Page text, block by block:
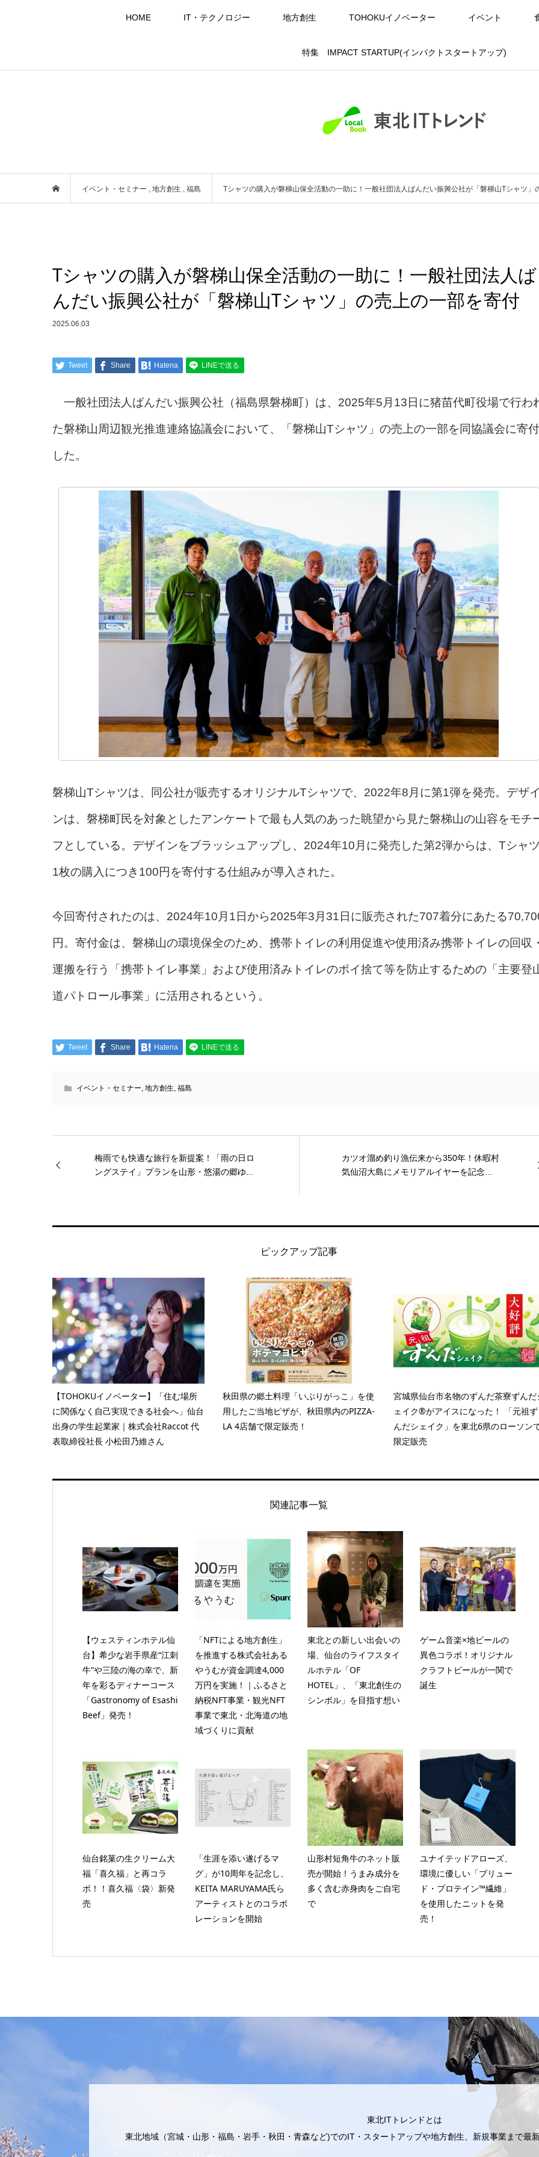
HOME IT・テクノロジー 地方創生 TOHOKUイノベーター イベント
特集 IMPACT STARTUP(インパクトスタートアップ)
イベント・セミナー 地方創生 福島 Tシャツの購入が磐梯山保全活動の一助に！一般社団法人ばんだい振興公社が「磐梯山Tシャツ」
Tシャツの購入が磐梯山保全活動の一助に！一般社団法人ば
んだい振興公社が「磐梯山Tシャツ」の売上の一部を寄付
2025.06.03
Tweet Share Hatena LINEで送る
一般社団法人ばんだい振興公社（福島県磐梯町）は、2025年5月13日に猪苗代町役場で行わ
た磐梯山周辺観光推進連絡協議会において、「磐梯山Tシャツ」の売上の一部を同協議会に寄付
した。
磐梯山Tシャツは、同公社が販売するオリジナルTシャツで、2022年8月に第1弾を発売。デザ
ンは、磐梯町民を対象としたアンケートで最も人気のあった眺望から見た磐梯山の山容をモチ
フとしている。デザインをブラッシュアップし、2024年10月に発売した第2弾からは、Tシャ
1枚の購入につき100円を寄付する仕組みが導入された。
今回寄付されたのは、2024年10月1日から2025年3月31日に販売された707着分にあたる
円。寄付金は、磐梯山の環境保全のため、携帯トイレの利用促進や使用済み携帯トイレの回収
運搬を行う「携帯トイレ事業」および使用済みトイレのポイ捨て等を防止するための「主要登
道パトロール事業」に活用されるという。
Tweet Share Hatena LINEで送る
イベント・セミナー, 地方創生, 福島
梅雨でも快適な旅行を新提案！「雨の日ロ
ングステイ」プランを山形・悠湯の郷ゆ...
カツオ溜め釣り漁伝来から350年！休暇村
気仙沼大島にメモリアルイヤーを記念...
ピックアップ記事
【TOHOKUイノベーター】「住む場所
に関係なく自己実現できる社会へ」仙台
出身の学生起業家｜株式会社Raccot 代
表取締役社長 小松田乃維さん
秋田県の郷土料理「いぶりがっこ」を使
用したご当地ピザが、秋田県内のPIZZA-
LA 4店舗で限定販売！
宮城県仙台市名物のずんだ茶寮ずんだ
ェイク®がアイスになった！ 「元祖ず
んだシェイク」を東北6県のローソン
限定販売
関連記事一覧
【ウェスティンホテル仙
台】希少な岩手県産“江刺
牛“や三陸の海の幸で、新
年を彩るディナーコース
「Gastronomy of Esashi
Beef」発売！
「NFTによる地方創生」
を推進する株式会社ある
やうむが資金調達4,000
万円を実施！｜ふるさと
納税NFT事業・観光NFT
事業で東北・北海道の地
域づくりに貢献
東北との新しい出会いの
場、仙台のライフスタイ
ルホテル「OF
HOTEL」、「東北創生の
シンボル」を目指す想い
ゲーム音楽×地ビールの
異色コラボ！オリジナル
クラフトビールが一関で
誕生
仙台銘菓の生クリーム大
福「喜久福」と再コラ
ボ！！喜久福〈袋〉新発
売
「生涯を添い遂げるマ
グ」が10周年を記念し、
KEITA MARUYAMA氏ら
アーティストとのコラボ
レーションを開始
山形村短角牛のネット販
売が開始！うまみ成分を
多く含む赤身肉をご自宅
で
ユナイテッドアローズ、
環境に優しい「ブリュー
ド・プロテイン™繊維」
を使用したニットを発
売！
東北ITトレンドとは
東北地域（宮城・山形・福島・岩手・秋田・青森など)でのIT・スタートアップや地方創生、新規事業まで最